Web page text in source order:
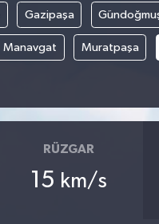
Gazipaşa
Manavgat Muratpaşa
RÜZGAR
15 km/s